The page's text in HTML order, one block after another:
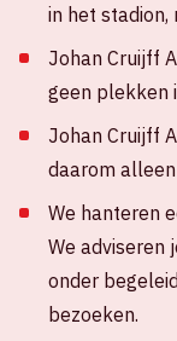
in het
Johan Cruijff
geen plekken
Johan Cruijff
daarom
We hanteren
We adviseren
onder
bezoeken.